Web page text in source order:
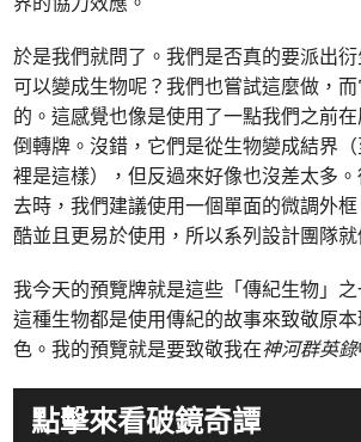
於是我們就問了。我們是否真的要派出
可以變成生物呢？我們也嘗試這麼做，
的。這感覺也像是使用了一點我們之前
倒轉牌。沒錯，它們是從生物變成結界
裡是這樣），但反過來好像也沒差太多
去時，我們建議使用一個單面的微調外
酷並且更易於使用，所以系列設計團隊就
我今天的預覽牌就是這些「傳紀生物」
這種生物都是使用傳紀的故事來致敬原
色。我的預覽就是要致敬我在神河群英錄
點擊來看破鏡奇譚